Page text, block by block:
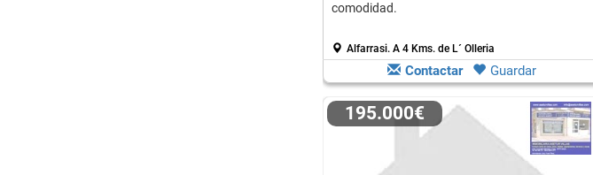
comodidad.
Alfarrasi. A 4 Kms. de L´ Olleria
Contactar Guardar
195.000€